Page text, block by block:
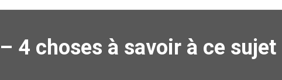
4 choses à savoir à ce sujet